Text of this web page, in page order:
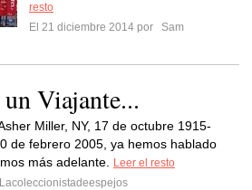
resto
El 21 diciembre 2014 por
Sam
Viajante...
Miller, NY, 17 de octubre 1915-
de febrero 2005, ya hemos hablado
más adelante.
Leer el resto
Lacoleccionistadeespejos